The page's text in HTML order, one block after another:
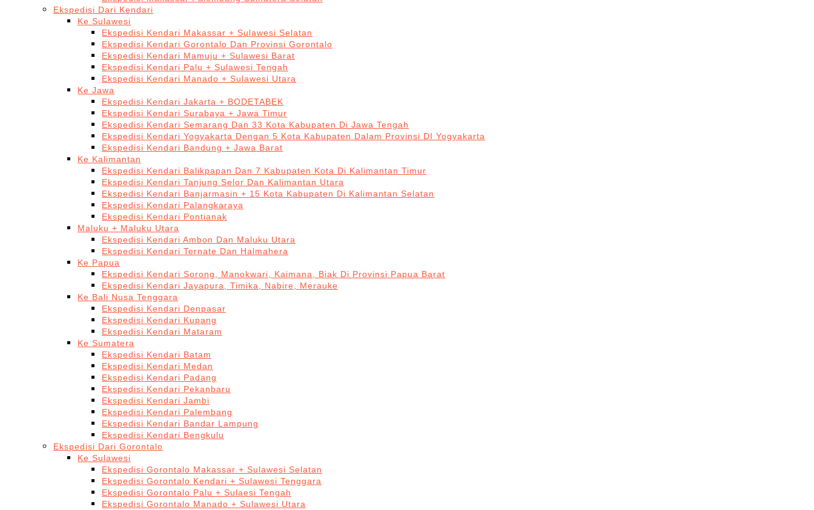
Ekspedisi Dari Kendari
Ke Sulawesi
Ekspedisi Kendari Makassar + Sulawesi Selatan
Ekspedisi Kendari Gorontalo Dan Provinsi Gorontalo
Ekspedisi Kendari Mamuju + Sulawesi Barat
Ekspedisi Kendari Palu + Sulawesi Tengah
Ekspedisi Kendari Manado + Sulawesi Utara
Ke Jawa
Ekspedisi Kendari Jakarta + BODETABEK
Ekspedisi Kendari Surabaya + Jawa Timur
Ekspedisi Kendari Semarang Dan 33 Kota Kabupaten Di Jawa Tengah
Ekspedisi Kendari Yogyakarta Dengan 5 Kota Kabupaten Dalam Provinsi DI Yogyakarta
Ekspedisi Kendari Bandung + Jawa Barat
Ke Kalimantan
Ekspedisi Kendari Balikpapan Dan 7 Kabupaten Kota Di Kalimantan Timur
Ekspedisi Kendari Tanjung Selor Dan Kalimantan Utara
Ekspedisi Kendari Banjarmasin + 15 Kota Kabupaten Di Kalimantan Selatan
Ekspedisi Kendari Palangkaraya
Ekspedisi Kendari Pontianak
Maluku + Maluku Utara
Ekspedisi Kendari Ambon Dan Maluku Utara
Ekspedisi Kendari Ternate Dan Halmahera
Ke Papua
Ekspedisi Kendari Sorong, Manokwari, Kaimana, Biak Di Provinsi Papua Barat
Ekspedisi Kendari Jayapura, Timika, Nabire, Merauke
Ke Bali Nusa Tenggara
Ekspedisi Kendari Denpasar
Ekspedisi Kendari Kupang
Ekspedisi Kendari Mataram
Ke Sumatera
Ekspedisi Kendari Batam
Ekspedisi Kendari Medan
Ekspedisi Kendari Padang
Ekspedisi Kendari Pekanbaru
Ekspedisi Kendari Jambi
Ekspedisi Kendari Palembang
Ekspedisi Kendari Bandar Lampung
Ekspedisi Kendari Bengkulu
Ekspedisi Dari Gorontalo
Ke Sulawesi
Ekspedisi Gorontalo Makassar + Sulawesi Selatan
Ekspedisi Gorontalo Kendari + Sulawesi Tenggara
Ekspedisi Gorontalo Palu + Sulaesi Tengah
Ekspedisi Gorontalo Manado + Sulawesi Utara